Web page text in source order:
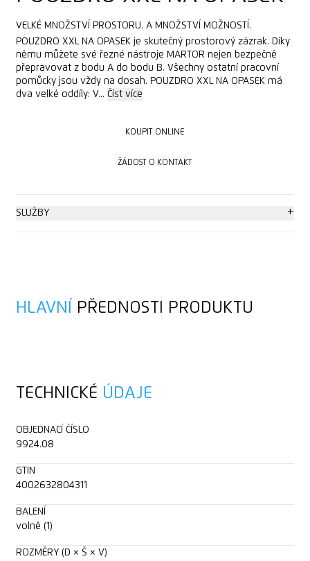
VELKÉ MNOŽSTVÍ PROSTORU. A MNOŽSTVÍ MOŽNOSTÍ.
POUZDRO XXL NA OPASEK je skutečný prostorový zázrak. Díky
němu můžete své řezné nástroje MARTOR nejen bezpečně
přepravovat z bodu A do bodu B. Všechny ostatní pracovní
pomůcky jsou vždy na dosah. POUZDRO XXL NA OPASEK má
dva velké oddíly: V... Číst více
KOUPIT ONLINE
ŽÁDOST O KONTAKT
SLUŽBY +
HLAVNÍ PŘEDNOSTI PRODUKTU
TECHNICKÉ ÚDAJE
OBJEDNACÍ ČÍSLO
9924.08
GTIN
4002632804311
BALENÍ
volně (1)
ROZMĚRY (D × Š × V)